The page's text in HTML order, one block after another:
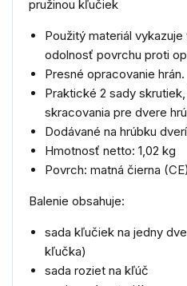
pružinou kľučiek
Použitý materiál
odolnosť povrchu proti
Presné opracovanie hrán.
Praktické 2 sady
skracovania pre dvere
Dodávané na hrúbku
Hmotnosť netto: 1,02 kg
Povrch: matná čierna (CE)
Balenie obsahuje:
sada kľučiek na jedny
kľučka)
sada roziet na kľúč